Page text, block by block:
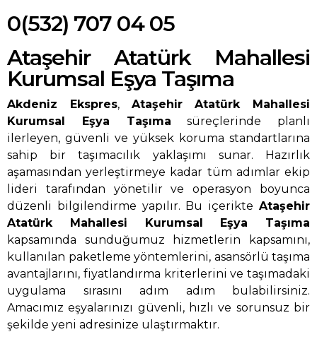
0(532) 707 04 05
Ataşehir Atatürk Mahallesi
Kurumsal Eşya Taşıma
Akdeniz Ekspres, Ataşehir Atatürk Mahallesi
Kurumsal Eşya Taşıma süreçlerinde planlı
ilerleyen, güvenli ve yüksek koruma standartlarına
sahip bir taşımacılık yaklaşımı sunar. Hazırlık
aşamasından yerleştirmeye kadar tüm adımlar ekip
lideri tarafından yönetilir ve operasyon boyunca
düzenli bilgilendirme yapılır. Bu içerikte Ataşehir
Atatürk Mahallesi Kurumsal Eşya Taşıma
kapsamında sunduğumuz hizmetlerin kapsamını,
kullanılan paketleme yöntemlerini, asansörlü taşıma
avantajlarını, fiyatlandırma kriterlerini ve taşımadaki
uygulama sırasını adım adım bulabilirsiniz.
Amacımız eşyalarınızı güvenli, hızlı ve sorunsuz bir
şekilde yeni adresinize ulaştırmaktır.